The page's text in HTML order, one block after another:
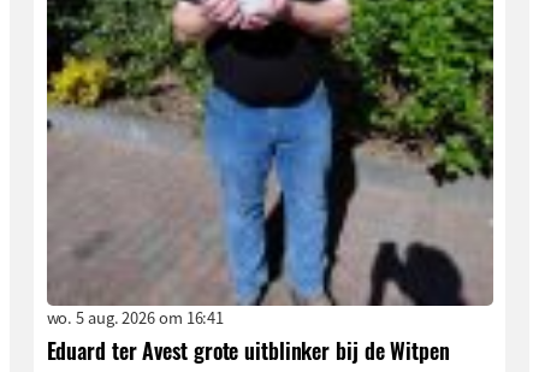
wo. 5 aug. 2026 om 16:41
Eduard ter Avest grote uitblinker bij de Witpen